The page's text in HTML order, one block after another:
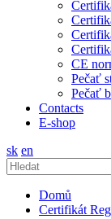
CE
Pečať
Pečať
Contacts
E-shop
sk en
Domů
Certifikát